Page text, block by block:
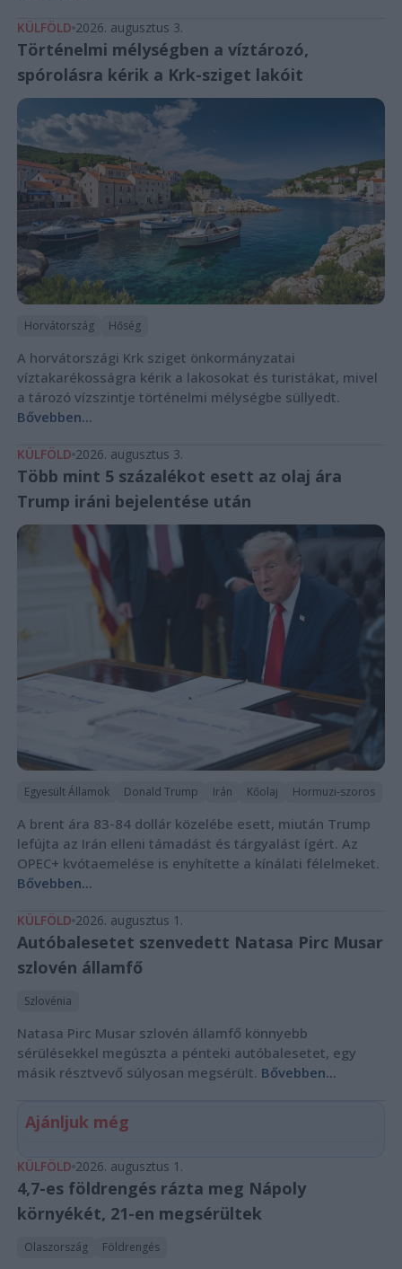
KÜLFÖLD 2026. augusztus 3.
Történelmi mélységben a víztározó,
spórolásra kérik a Krk-sziget lakóit
Horvátország Hőség
A horvátországi Krk sziget önkormányzatai
víztakarékosságra kérik a lakosokat és turistákat, mivel
a tározó vízszintje történelmi mélységbe süllyedt.
Bővebben...
KÜLFÖLD 2026. augusztus 3.
Több mint 5 százalékot esett az olaj ára
Trump iráni bejelentése után
Egyesült Államok Donald Trump Irán Kőolaj Hormuzi-szoros
A brent ára 83-84 dollár közelébe esett, miután Trump
lefújta az Irán elleni támadást és tárgyalást ígért. Az
OPEC+ kvótaemelése is enyhítette a kínálati félelmeket.
Bővebben...
KÜLFÖLD 2026. augusztus 1.
Autóbalesetet szenvedett Natasa Pirc Musar
szlovén államfő
Szlovénia
Natasa Pirc Musar szlovén államfő könnyebb
sérülésekkel megúszta a pénteki autóbalesetet, egy
másik résztvevő súlyosan megsérült. Bővebben...
Ajánljuk még
KÜLFÖLD 2026. augusztus 1.
4,7-es földrengés rázta meg Nápoly
környékét, 21-en megsérültek
Olaszország Földrengés